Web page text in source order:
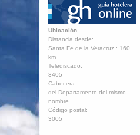
Ubicación
Distancia desde:
Santa Fe de la Veracruz : 160
km
Telediscado:
3405
Cabecera:
del Departamento del mismo
nombre
Código postal:
3005